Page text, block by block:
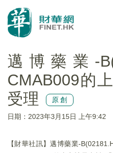
邁博藥業-
CMAB009的
受理
原創
日期：2023年3月15日 上午9:42
【財華社訊】邁博藥業-